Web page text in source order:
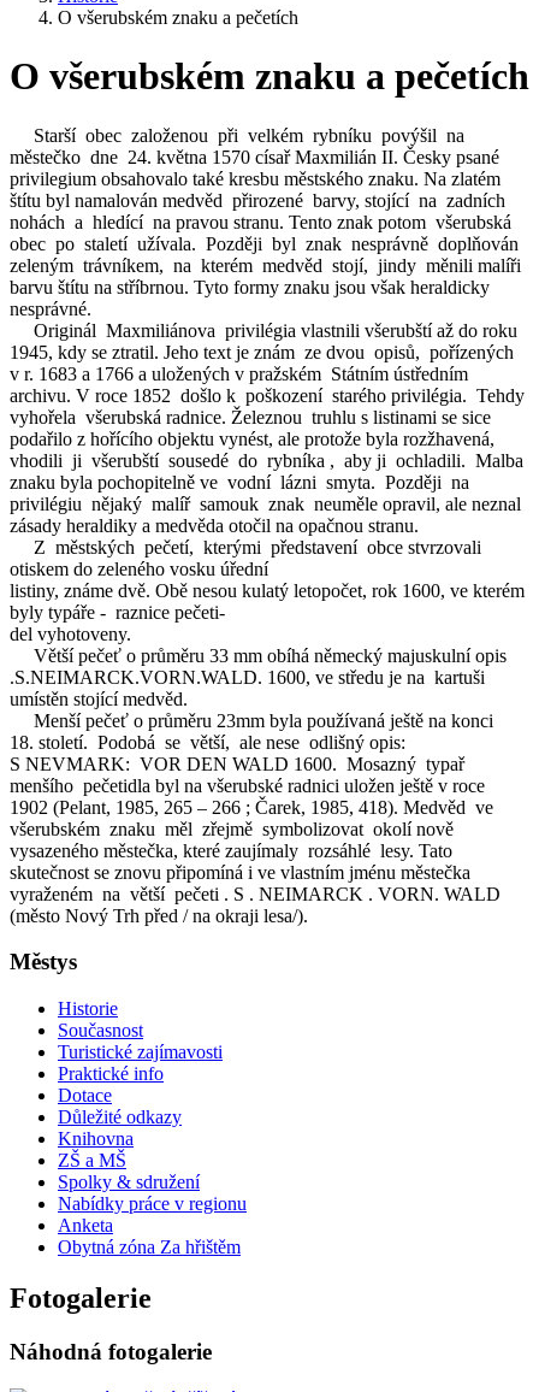
O všerubském znaku a pečetích
O všerubském znaku a pečetích
Starší obec založenou při velkém rybníku povýšil na
městečko dne 24. května 1570 císař Maxmilián II. Česky psané
privilegium obsahovalo také kresbu městského znaku. Na zlatém
štítu byl namalován medvěd přirozené barvy, stojící na zadních
nohách a hledící na pravou stranu. Tento znak potom všerubská
obec po staletí užívala. Později byl znak nesprávně doplňován
zeleným trávníkem, na kterém medvěd stojí, jindy měnili malíři
barvu štítu na stříbrnou. Tyto formy znaku jsou však heraldicky
nesprávné.
Originál Maxmiliánova privilégia vlastnili všerubští až do roku
1945, kdy se ztratil. Jeho text je znám ze dvou opisů, pořízených
v r. 1683 a 1766 a uložených v pražském Státním ústředním
archivu. V roce 1852 došlo k poškození starého privilégia. Tehdy
vyhořela všerubská radnice. Železnou truhlu s listinami se sice
podařilo z hořícího objektu vynést, ale protože byla rozžhavená,
vhodili ji všerubští sousedé do rybníka , aby ji ochladili. Malba
znaku byla pochopitelně ve vodní lázni smyta. Později na
privilégiu nějaký malíř samouk znak neuměle opravil, ale neznal
zásady heraldiky a medvěda otočil na opačnou stranu.
Z městských pečetí, kterými představení obce stvrzovali
otiskem do zeleného vosku úřední
listiny, známe dvě. Obě nesou kulatý letopočet, rok 1600, ve kterém
byly typáře - raznice pečeti-
del vyhotoveny.
Větší pečeť o průměru 33 mm obíhá německý majuskulní opis
.S.NEIMARCK.VORN.WALD. 1600, ve středu je na kartuši
umístěn stojící medvěd.
Menší pečeť o průměru 23mm byla používaná ještě na konci
18. století. Podobá se větší, ale nese odlišný opis:
S NEVMARK: VOR DEN WALD 1600. Mosazný typař
menšího pečetidla byl na všerubské radnici uložen ještě v roce
1902 (Pelant, 1985, 265 – 266 ; Čarek, 1985, 418). Medvěd ve
všerubském znaku měl zřejmě symbolizovat okolí nově
vysazeného městečka, které zaujímaly rozsáhlé lesy. Tato
skutečnost se znovu připomíná i ve vlastním jménu městečka
vyraženém na větší pečeti . S . NEIMARCK . VORN. WALD
(město Nový Trh před / na okraji lesa/).
Městys
Historie
Současnost
Turistické zajímavosti
Praktické info
Dotace
Důležité odkazy
Knihovna
ZŠ a MŠ
Spolky & sdružení
Nabídky práce v regionu
Anketa
Obytná zóna Za hřištěm
Fotogalerie
Náhodná fotogalerie